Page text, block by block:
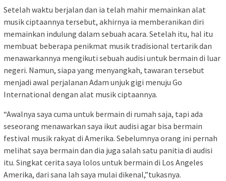
Setelah waktu berjalan dan ia telah mahir memainkan alat
musik ciptaannya tersebut, akhirnya ia memberanikan diri
memainkan indulung dalam sebuah acara. Setelah itu, hal itu
membuat beberapa penikmat musik tradisional tertarik dan
menawarkannya mengikuti sebuah audisi untuk bermain di luar
negeri. Namun, siapa yang menyangkah, tawaran tersebut
menjadi awal perjalanan Adam unjuk gigi menuju Go
International dengan alat musik ciptaannya.
“Awalnya saya cuma untuk bermain di rumah saja, tapi ada
seseorang menawarkan saya ikut audisi agar bisa bermain
festival musik rakyat di Amerika. Sebelumnya orang ini pernah
melihat saya bermain dan dia juga salah satu panitia di audisi
itu. Singkat cerita saya lolos untuk bermain di Los Angeles
Amerika, dari sana lah saya mulai dikenal,”tukasnya.